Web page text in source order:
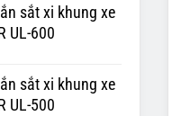
sắt xi khung xe
UL-600
sắt xi khung xe
UL-500